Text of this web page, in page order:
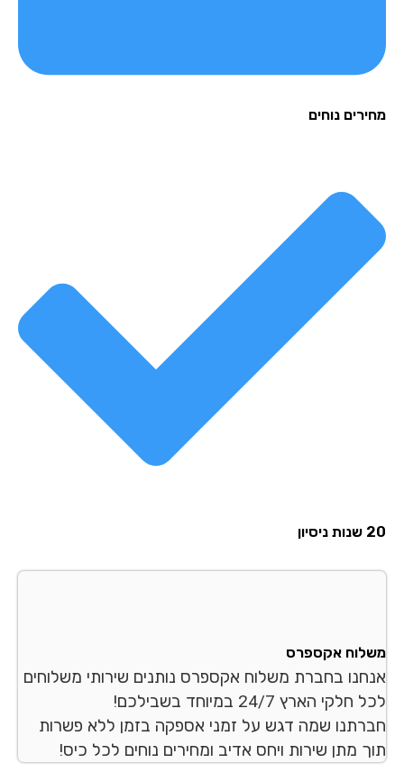
נוחים
אקספרס
בחברת משלוח אקספרס נותנים שירותי משלוחים
הארץ 24/7 במיוחד בשבילכם!
שמה דגש על זמני אספקה בזמן ללא פשרות
מתן שירות ויחס אדיב ומחירים נוחים לכל כיס!